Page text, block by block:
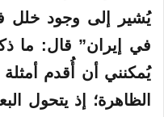
يُشير إلى وجود خلل
في إيران” قال: ما
يُمكنني أن أُقدم
الظاهرة؛ إذ يتحول